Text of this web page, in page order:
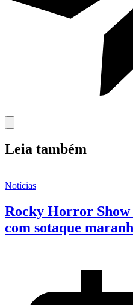
Leia também
Notícias
Rocky Horror Show
com sotaque